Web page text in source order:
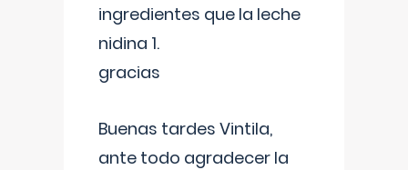
ingredientes que la leche
nidina 1.
gracias
Buenas tardes Vintila,
ante todo agradecer la